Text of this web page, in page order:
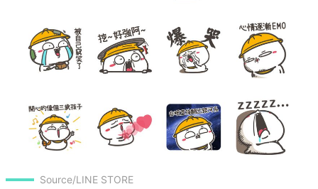
Source/LINE STORE